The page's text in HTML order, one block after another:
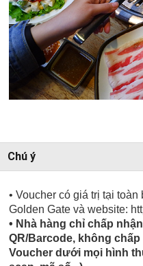
Chú ý
• Voucher có giá trị tại
Golden Gate và website:
• Nhà hàng chỉ chấp
QR/Barcode, không
Voucher dưới mọi hình